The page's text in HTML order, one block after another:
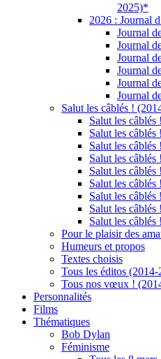
2025)*
2026 : Journal
Journal
Journal
Journal
Journal
Journal
Journal
Salut les câblés !
Salut les câblés
Salut les câblés
Salut les câblés
Salut les câblés
Salut les câblés
Salut les câblés
Salut les câblés
Salut les câblés
Salut les câblés
Pour le plaisir des
Humeurs et propos
Textes choisis
Tous les éditos
Tous nos vœux !
Personnalités
Films
Thématiques
Bob Dylan
Féminisme